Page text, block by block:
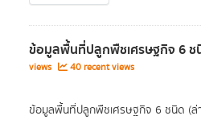
ข้อมูลพื้นที่ปลูกพืชเศรษฐกิจ 6 ช
views
40 recent views
ข้อมูลพื้นที่ปลูกพืชเศรษฐกิจ 6 ชนิด (ล่